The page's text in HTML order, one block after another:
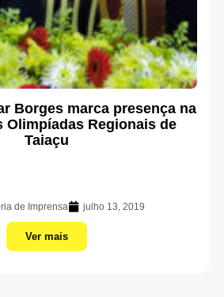
Borges marca presença na
Olimpíadas Regionais de
Taiaçu
de Imprensa julho 13, 2019
Ver mais